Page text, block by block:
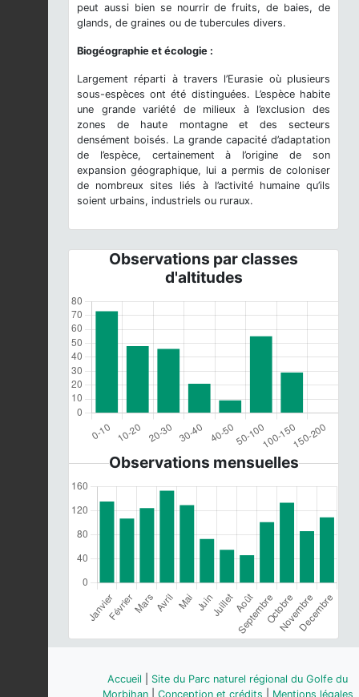
peut aussi bien se nourrir de fruits, de baies, de
glands, de graines ou de tubercules divers.
Biogéographie et écologie :
Largement réparti à travers l’Eurasie où plusieurs
sous-espèces ont été distinguées. L’espèce habite
une grande variété de milieux à l’exclusion des
zones de haute montagne et des secteurs
densément boisés. La grande capacité d’adaptation
de l’espèce, certainement à l’origine de son
expansion géographique, lui a permis de coloniser
de nombreux sites liés à l’activité humaine qu’ils
soient urbains, industriels ou ruraux.
Observations par classes
d'altitudes
Observations mensuelles
Accueil
Site du Parc naturel régional du Golfe du
Morbihan| Conception et crédits Mentions légales